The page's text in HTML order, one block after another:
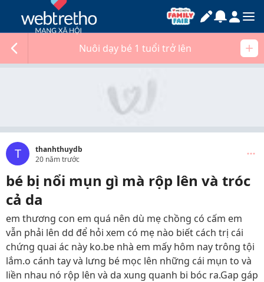
Nuôi dạy bé 1 tuổi trở lên
T
thanhthuydb
20 năm trước
bé bị nổi mụn gì mà rộp lên và tróc
cả da
em thương con em quá nên dù mẹ chồng có cấm em
vẫn phải lên dd để hỏi xem có mẹ nào biết cách trị cái
chứng quai ác này ko.be nhà em mấy hôm nay trông tội
lắm.o cánh tay và lưng bé mọc lên những cái mụn to và
liền nhau nó rộp lên và da xung quanh bi bóc ra.Gap gáp